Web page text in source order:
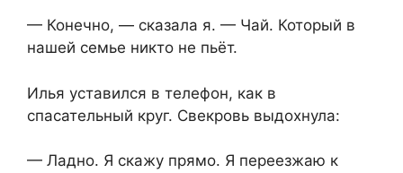
— Конечно, — сказала я. — Чай. Который в
нашей семье никто не пьёт.
Илья уставился в телефон, как в
спасательный круг. Свекровь выдохнула:
— Ладно. Я скажу прямо. Я переезжаю к